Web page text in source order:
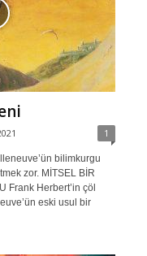
1
bilimkurgu
zor. MİTSEL BİR
Frank Herbert’in çöl
eski usul bir